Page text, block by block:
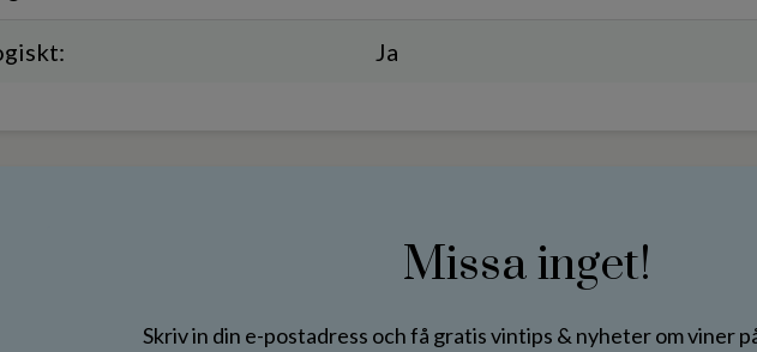
Ja
Missa inget!
Skriv in din e-postadress och få gratis vintips & nyheter om viner